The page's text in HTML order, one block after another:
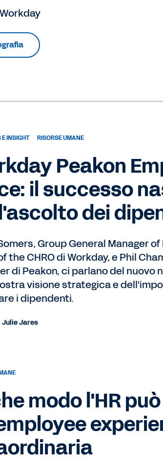
INSIGHT RISORSE UMANE
Peakon
il successo
dei
Group General Manager
the CHRO di Workday, e Phil
di Peakon, ci parlano del nuovo
visione strategica e
i dipendenti.
Julie Jares
modo l'HR